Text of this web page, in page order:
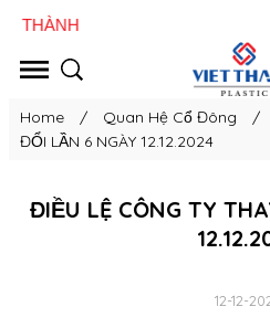
Home / Quan Hệ Cổ Đông /
ĐỔI LẦN 6 NGÀY 12.12.2024
ĐIỀU LỆ CÔNG TY
12-12-